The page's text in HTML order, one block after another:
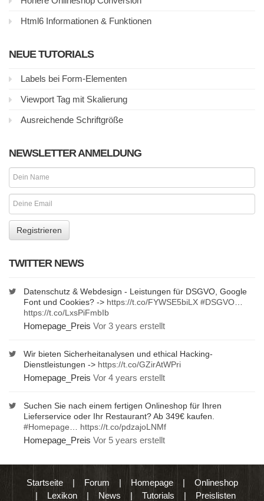
Html6 Informationen & Funktionen
NEUE TUTORIALS
Labels bei Form-Elementen
Viewport Tag mit Skalierung
Ausreichende Schriftgröße
NEWSLETTER ANMELDUNG
TWITTER NEWS
Datenschutz & Webdesign - Leistungen für DSGVO, Google
Font und Cookies? -> https://t.co/FYWSE5biLX #DSGVO
https://t.co/LxsPiFmbIb
Homepage_Preis Vor 3 years erstellt
Wir bieten Sicherheitanalysen und ethical Hacking-
Dienstleistungen -> https://t.co/GZirAtWPri
Homepage_Preis Vor 4 years erstellt
Suchen Sie nach einem fertigen Onlineshop für Ihren
Lieferservice oder Ihr Restaurant? Ab 349€ kaufen.
#Homepage
https://t.co/pdzajoLNMf
Homepage_Preis Vor 5 years erstellt
Startseite| Forum | Homepage| Onlineshop
| Lexikon | News | Tutorials | Preislisten